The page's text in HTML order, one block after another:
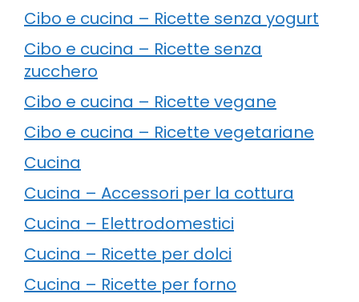
Cibo e cucina – Ricette senza yogurt
Cibo e cucina – Ricette senza
zucchero
Cibo e cucina – Ricette vegane
Cibo e cucina – Ricette vegetariane
Cucina
Cucina – Accessori per la cottura
Cucina – Elettrodomestici
Cucina – Ricette per dolci
Cucina – Ricette per forno